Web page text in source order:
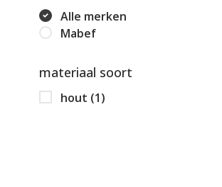
Alle merken
Mabef
materiaal soort
hout (1)